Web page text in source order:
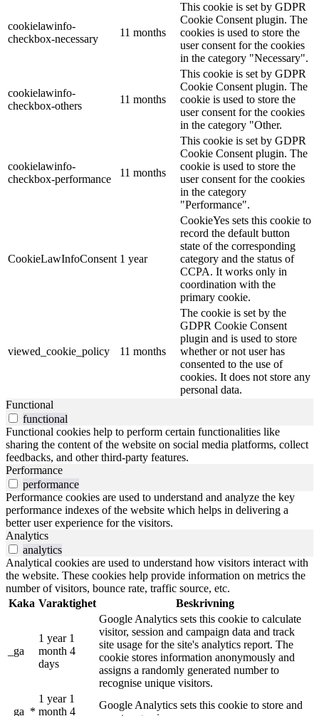
cookielawinfo-
checkbox-necessary
11 months
This cookie is set by GDPR
Cookie Consent plugin. The
cookies is used to store the
user consent for the cookies
in the category "Necessary".
cookielawinfo-
checkbox-others
11 months
This cookie is set by GDPR
Cookie Consent plugin. The
cookie is used to store the
user consent for the cookies
in the category "Other.
cookielawinfo-
checkbox-performance
11 months
This cookie is set by GDPR
Cookie Consent plugin. The
cookie is used to store the
user consent for the cookies
in the category
"Performance".
CookieLawInfoConsent 1 year
CookieYes sets this cookie to
record the default button
state of the corresponding
category and the status of
CCPA. It works only in
coordination with the
primary cookie.
viewed_cookie_policy 11 months
The cookie is set by the
GDPR Cookie Consent
plugin and is used to store
whether or not user has
consented to the use of
cookies. It does not store any
personal data.
Functional
functional
Functional cookies help to perform certain functionalities like
sharing the content of the website on social media platforms, collect
feedbacks, and other third-party features.
Performance
performance
Performance cookies are used to understand and analyze the key
performance indexes of the website which helps in delivering a
better user experience for the visitors.
Analytics
analytics
Analytical cookies are used to understand how visitors interact with
the website. These cookies help provide information on metrics the
number of visitors, bounce rate, traffic source, etc.
Kaka Varaktighet Beskrivning
_ga
1 year 1
month 4
days
Google Analytics sets this cookie to calculate
visitor, session and campaign data and track
site usage for the site's analytics report. The
cookie stores information anonymously and
assigns a randomly generated number to
recognise unique visitors.
_ga_*
1 year 1
month 4
Google Analytics sets this cookie to store and